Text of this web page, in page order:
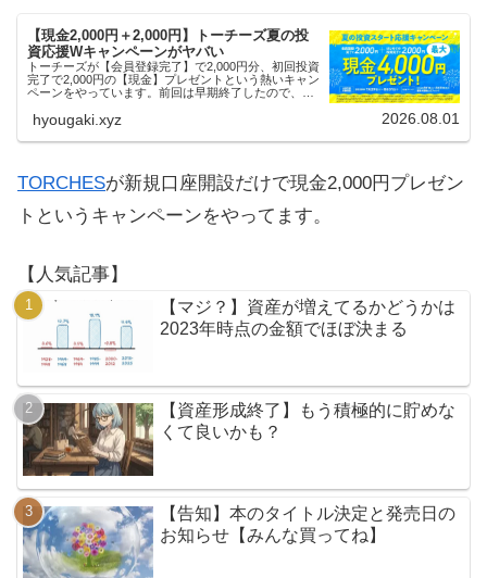
【現金2,000円＋2,000円】トーチーズ夏の投
資応援Wキャンペーンがヤバい
トーチーズが【会員登録完了】で2,000円分、初回投資
完了で2,000円の【現金】プレゼントという熱いキャン
ペーンをやっています。前回は早期終了したので、使
hyougaki.xyz 2026.08.01
TORCHESが新規口座開設だけで現金2,000円プレゼン
トというキャンペーンをやってます。
【人気記事】
【マジ？】資産が増えてるかどうかは
2023年時点の金額でほぼ決まる
【資産形成終了】もう積極的に貯めな
くて良いかも？
【告知】本のタイトル決定と発売日の
お知らせ【みんな買ってね】